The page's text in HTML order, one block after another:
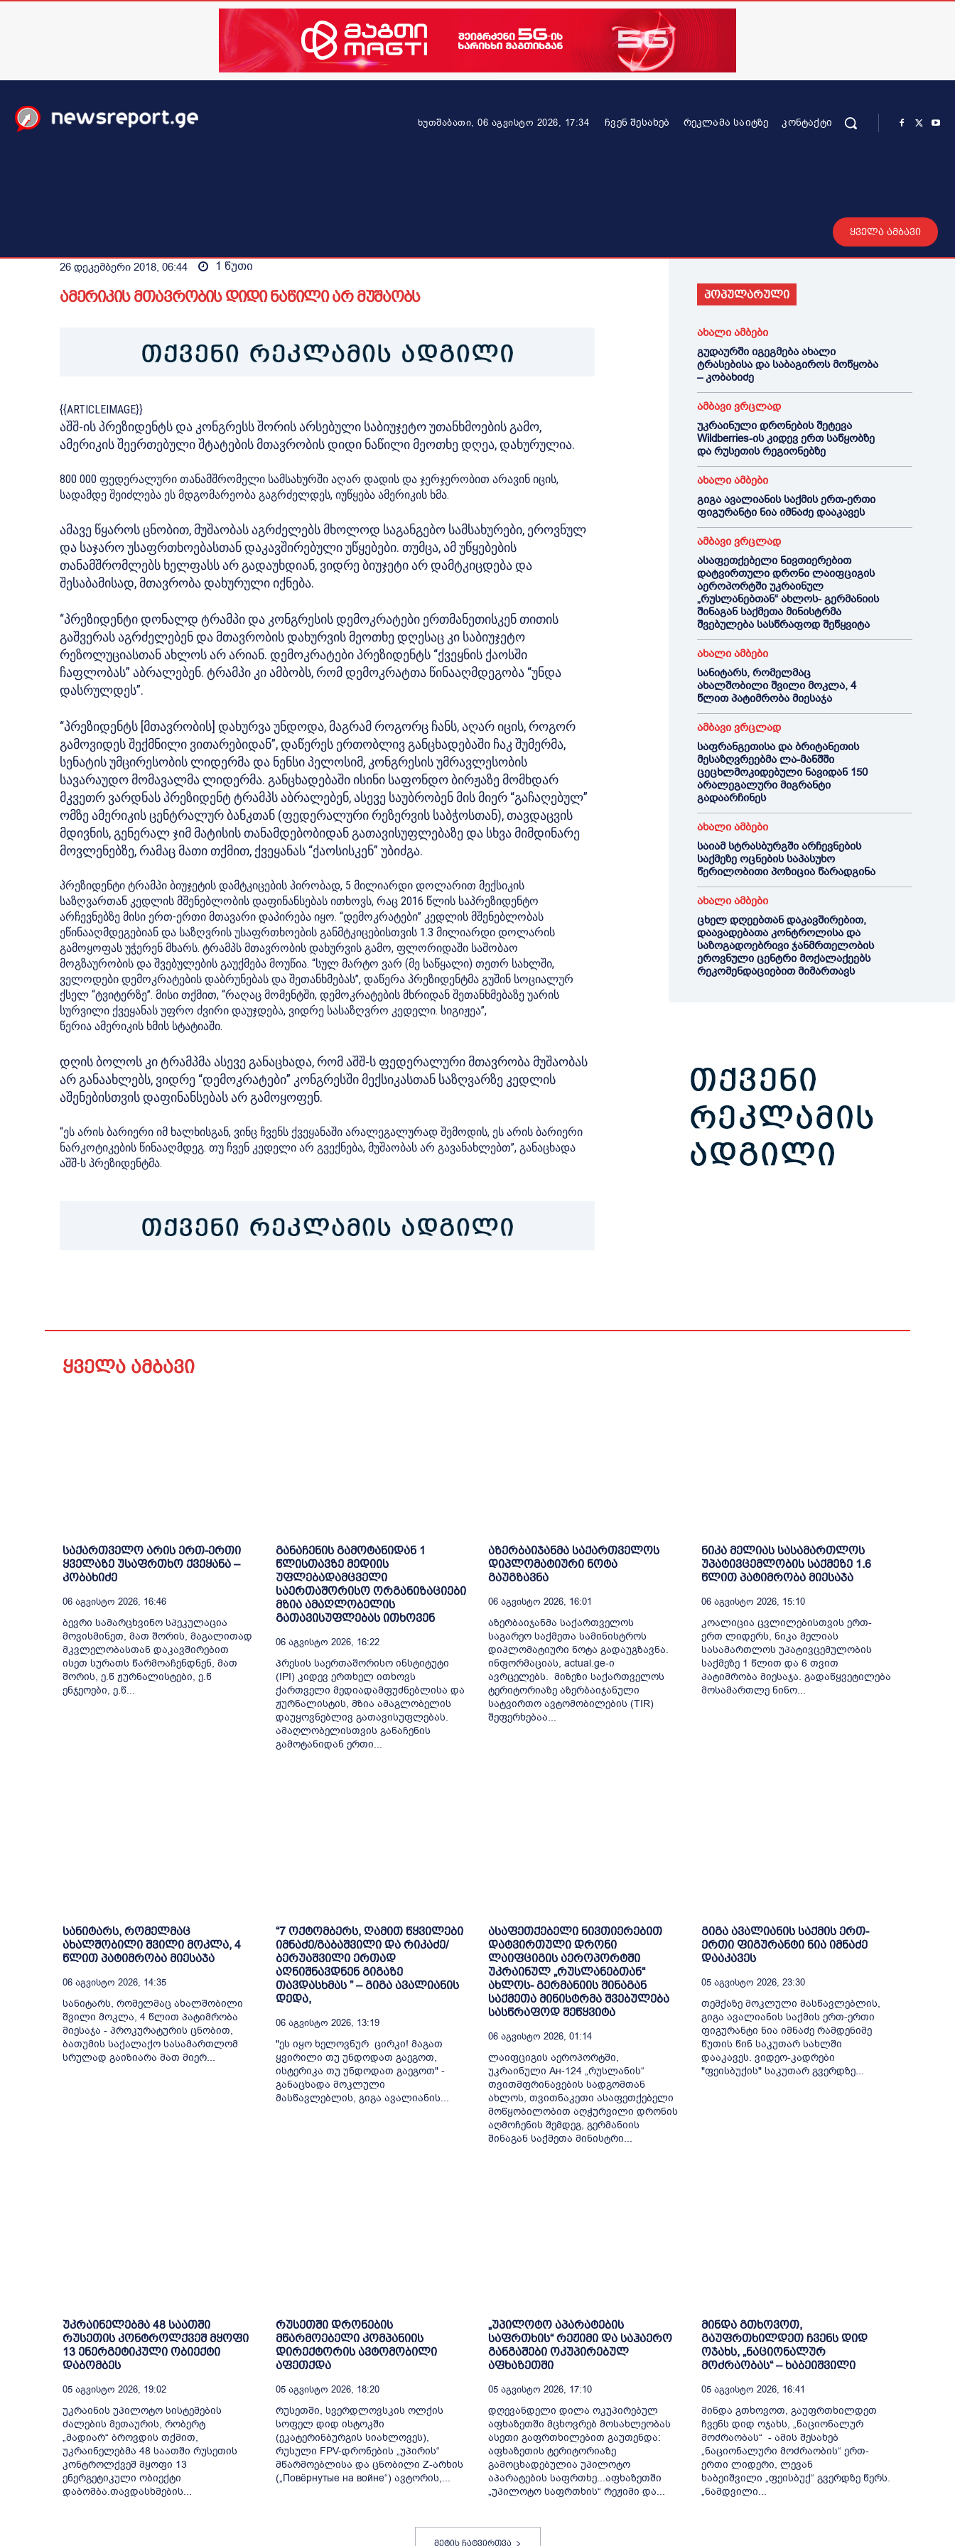
ხუთშაბათი, 06 აგვისტო 2026, 17:34 ᲩᲕᲔᲜ ᲨᲔᲡᲐᲮᲔᲑ ᲠᲔᲙᲚᲐᲛᲐ ᲡᲐᲘᲢᲖᲔ ᲙᲝᲜᲢᲐᲥᲢᲘ
ყველა ამბავი
26 დეკემბერი 2018, 06:44 1 წუთი
ამერიკის მთავრობის დიდი ნაწილი არ მუშაობს
{{ARTICLEIMAGE}}
აშშ-ის პრეზიდენტს და კონგრესს შორის არსებული საბიუჯეტო უთანხმოების გამო,
ამერიკის შეერთებული შტატების მთავრობის დიდი ნაწილი მეოთხე დღეა, დახურულია.
800 000 ფედერალური თანამშრომელი სამსახურში აღარ დადის და ჯერჯერობით არავინ იცის,
სადამდე შეიძლება ეს მდგომარეობა გაგრძელდეს, იუწყება ამერიკის ხმა.
ამავე წყაროს ცნობით, მუშაობას აგრძელებს მხოლოდ საგანგებო სამსახურები, ეროვნულ
და საჯარო უსაფრთხოებასთან დაკავშირებული უწყებები. თუმცა, ამ უწყებების
თანამშრომლებს ხელფასს არ გადაუხდიან, ვიდრე ბიუჯეტი არ დამტკიცდება და
შესაბამისად, მთავრობა დახურული იქნება.
“პრეზიდენტი დონალდ ტრამპი და კონგრესის დემოკრატები ერთმანეთისკენ თითის
გაშვერას აგრძელებენ და მთავრობის დახურვის მეოთხე დღესაც კი საბიუჯეტო
რეზოლუციასთან ახლოს არ არიან. დემოკრატები პრეზიდენტს “ქვეყნის ქაოსში
ჩაფლობას” აბრალებენ. ტრამპი კი ამბობს, რომ დემოკრატთა წინააღმდეგობა “უნდა
დასრულდეს”.
“პრეზიდენტს [მთავრობის] დახურვა უნდოდა, მაგრამ როგორც ჩანს, აღარ იცის, როგორ
გამოვიდეს შექმნილი ვითარებიდან”, დაწერეს ერთობლივ განცხადებაში ჩაკ შუმერმა,
სენატის უმცირესობის ლიდერმა და ნენსი პელოსიმ, კონგრესის უმრავლესობის
სავარაუდო მომავალმა ლიდერმა. განცხადებაში ისინი საფონდო ბირჟაზე მომხდარ
მკვეთრ ვარდნას პრეზიდენტ ტრამპს აბრალებენ, ასევე საუბრობენ მის მიერ “გაჩაღებულ”
ომზე ამერიკის ცენტრალურ ბანკთან (ფედერალური რეზერვის საბჭოსთან), თავდაცვის
მდივნის, გენერალ ჯიმ მატისის თანამდებობიდან გათავისუფლებაზე და სხვა მიმდინარე
მოვლენებზე, რამაც მათი თქმით, ქვეყანას “ქაოსისკენ” უბიძგა.
პრეზიდენტი ტრამპი ბიუჯეტის დამტკიცების პირობად, 5 მილიარდი დოლარით მექსიკის
საზღვართან კედლის მშენებლობის დაფინანსებას ითხოვს, რაც 2016 წლის საპრეზიდენტო
არჩევნებზე მისი ერთ-ერთი მთავარი დაპირება იყო. “დემოკრატები” კედლის მშენებლობას
ეწინააღმდეგებიან და საზღვრის უსაფრთხოების განმტკიცებისთვის 1.3 მილიარდი დოლარის
გამოყოფას უჭერენ მხარს. ტრამპს მთავრობის დახურვის გამო, ფლორიდაში საშობაო
მოგზაურობის და შვებულების გაუქმება მოუწია. “სულ მარტო ვარ (მე საწყალი) თეთრ სახლში,
ველოდები დემოკრატების დაბრუნებას და შეთანხმებას”, დაწერა პრეზიდენტმა გუშინ სოციალურ
ქსელ “ტვიტერზე”. მისი თქმით, “რაღაც მომენტში, დემოკრატების მხრიდან შეთანხმებაზე უარის
სურვილი ქვეყანას უფრო ძვირი დაუჯდება, ვიდრე სასაზღვრო კედელი. სიგიჟეა”,
წერია ამერიკის ხმის სტატიაში.
დღის ბოლოს კი ტრამპმა ასევე განაცხადა, რომ აშშ-ს ფედერალური მთავრობა მუშაობას
არ განაახლებს, ვიდრე “დემოკრატები” კონგრესში მექსიკასთან საზღვარზე კედლის
აშენებისთვის დაფინანსებას არ გამოყოფენ.
“ეს არის ბარიერი იმ ხალხისგან, ვინც ჩვენს ქვეყანაში არალეგალურად შემოდის, ეს არის ბარიერი
ნარკოტიკების წინააღმდეგ. თუ ჩვენ კედელი არ გვექნება, მუშაობას არ გავანახლებთ”, განაცხადა
აშშ-ს პრეზიდენტმა.
პოპულარული
ახალი ამბები
გუდაურში იგეგმება ახალი
ტრასებისა და საბაგიროს მოწყობა
– კობახიძე
ამბავი ვრცლად
უკრაინული დრონების შეტევა
Wildberries-ის კიდევ ერთ საწყობზე
და რუსეთის რეგიონებზე
ახალი ამბები
გიგა ავალიანის საქმის ერთ-ერთი
ფიგურანტი ნია იმნაძე დააკავეს
ამბავი ვრცლად
ასაფეთქებელი ნივთიერებით
დატვირთული დრონი ლაიფციგის
აეროპორტში უკრაინულ
„რუსლანებთან“ ახლოს- გერმანიის
შინაგან საქმეთა მინისტრმა
შვებულება სასწრაფოდ შეწყვიტა
ახალი ამბები
სანიტარს, რომელმაც
ახალშობილი შვილი მოკლა, 4
წლით პატიმრობა მიესაჯა
ამბავი ვრცლად
საფრანგეთისა და ბრიტანეთის
მესაზღვრეებმა ლა-მანშში
ცეცხლმოკიდებული ნავიდან 150
არალეგალური მიგრანტი
გადაარჩინეს
ახალი ამბები
საიამ სტრასბურგში არჩევნების
საქმეზე ოცნების საპასუხო
წერილობითი პოზიცია წარადგინა
ახალი ამბები
ცხელ დღეებთან დაკავშირებით,
დაავადებათა კონტროლისა და
საზოგადოებრივი ჯანმრთელობის
ეროვნული ცენტრი მოქალაქეებს
რეკომენდაციებით მიმართავს
ყველა ამბავი
საქართველო არის ერთ-ერთი
ყველაზე უსაფრთხო ქვეყანა –
კობახიძე
06 Აგვისტო 2026, 16:46
ბევრი სამარცხვინო სპეკულაცია
მოვისმინეთ, მათ შორის, მაგალითად
მკვლელობასთან დაკავშირებით
ისეთ სურათს წარმოაჩენდნენ, მათ
შორის, ე.წ ჟურნალისტები, ე.წ
ენჯეოები, ე.წ...
განაჩენის გამოტანიდან 1
წლისთავზე მედიის
უფლებადამცველი
საერთაშორისო ორგანიზაციები
მზია ამაღლობელის
გათავისუფლებას ითხოვენ
06 Აგვისტო 2026, 16:22
პრესის საერთაშორისო ინსტიტუტი
(IPI) კიდევ ერთხელ ითხოვს
ქართველი მედიადამფუძნებლისა და
ჟურნალისტის, მზია ამაგლობელის
დაუყოვნებლივ გათავისუფლებას.
ამაღლობელისთვის განაჩენის
გამოტანიდან ერთი...
აზერბაიჯანმა საქართველოს
დიპლომატიური ნოტა
გაუგზავნა
06 Აგვისტო 2026, 16:01
აზერბაიჯანმა საქართველოს
საგარეო საქმეთა სამინისტროს
დიპლომატიური ნოტა გადაუგზავნა.
ინფორმაციას, actual.ge-ი
ავრცელებს. მიზეზი საქართველოს
ტერიტორიაზე აზერბაიჯანული
სატვირთო ავტომობილების (TIR)
შეფერხებაა...
ნიკა მელიას სასამართლოს
უპატივცემლობის საქმეზე 1.6
წლით პატიმრობა მიესაჯა
06 Აგვისტო 2026, 15:10
კოალიცია ცვლილებისთვის ერთ-
ერთ ლიდერს, ნიკა მელიას
სასამართლოს უპატივცემულობის
საქმეზე 1 წლით და 6 თვით
პატიმრობა მიესაჯა. გადაწყვეტილება
მოსამართლე ნინო...
სანიტარს, რომელმაც
ახალშობილი შვილი მოკლა, 4
წლით პატიმრობა მიესაჯა
06 Აგვისტო 2026, 14:35
სანიტარს, რომელმაც ახალშობილი
შვილი მოკლა, 4 წლით პატიმრობა
მიესაჯა - პროკურატურის ცნობით,
ბათუმის საქალაქო სასამართლომ
სრულად გაიზიარა მათ მიერ...
“7 ოქტომბერს, ღამით წყვილები
იმნაძე/გაბაშვილი და რიკაძე/
ბერუაშვილი ერთად
აღნიშნავდნენ გიგაზე
თავდასხმას ” – გიგა ავალიანის
დედა,
06 Აგვისტო 2026, 13:19
"ეს იყო ხელოვნურ ცირკი! მაგათ
ყვირილი თუ უნდოდათ გაეგოთ,
ისტერიკა თუ უნდოდათ გაეგოთ" -
განაცხადა მოკლული
მასწავლებლის, გიგა ავალიანის...
ასაფეთქებელი ნივთიერებით
დატვირთული დრონი
ლაიფციგის აეროპორტში
უკრაინულ „რუსლანებთან“
ახლოს- გერმანიის შინაგან
საქმეთა მინისტრმა შვებულება
სასწრაფოდ შეწყვიტა
06 Აგვისტო 2026, 01:14
ლაიფციგის აეროპორტში,
უკრაინული Ан-124 „რუსლანის“
თვითმფრინავების სადგომთან
ახლოს, თვითნაკეთი ასაფეთქებელი
მოწყობილობით აღჭურვილი დრონის
აღმოჩენის შემდეგ, გერმანიის
შინაგან საქმეთა მინისტრი...
გიგა ავალიანის საქმის ერთ-
ერთი ფიგურანტი ნია იმნაძე
დააკავეს
05 Აგვისტო 2026, 23:30
თემქაზე მოკლული მასწავლებლის,
გიგა ავალიანის საქმის ერთ-ერთი
ფიგურანტი ნია იმნაძე რამდენიმე
წუთის წინ საკუთარ სახლში
დააკავეს. ვიდეო-კადრები
"ფეისბუქის" საკუთარ გვერდზე...
უკრაინელებმა 48 საათში
რუსეთის კონტროლქვეშ მყოფი
13 ენერგეტიკული ობიექტი
დაბომბეს
05 Აგვისტო 2026, 19:02
უკრაინის უპილოტო სისტემების
ძალების მეთაურის, რობერტ
„მადიარ“ ბროვდის თქმით,
უკრაინელებმა 48 საათში რუსეთის
კონტროლქვეშ მყოფი 13
ენერგეტიკული ობიექტი
დაბომბა.თავდასხმების...
რუსეთში დრონების
მწარმოებელი კომპანიის
დირექტორის ავტომობილი
აფეთქდა
05 Აგვისტო 2026, 18:20
რუსეთში, სვერდლოვსკის ოლქის
სოფელ დიდ ისტოკში
(ეკატერინბურგის სიახლოვეს),
რუსული FPV-დრონების „უპირის“
მწარმოებლისა და ცნობილი Z-არხის
(„Повёрнутые на войне“) ავტორის,...
„უპილოტო აპარატების
საფრთხის“ რეჟიმი და საჰაერო
განგაშები ოკუპირებულ
აფხაზეთში
05 Აგვისტო 2026, 17:10
დღევანდელი დილა ოკუპირებულ
აფხაზეთში მცხოვრებ მოსახლეობას
ასეთი გაფრთხილებით გაუთენდა:
აფხაზეთის ტერიტორიაზე
გამოცხადებულია უპილოტო
აპარატების საფრთხე...აფხაზეთში
„უპილოტო საფრთხის“ რეჟიმი და...
მინდა გთხოვოთ,
გაუფრთხილდეთ ჩვენს დიდ
ოჯახს, „ნაციონალურ
მოძრაობას“ – ხაბეიშვილი
05 Აგვისტო 2026, 16:41
მინდა გთხოვოთ, გაუფრთხილდეთ
ჩვენს დიდ ოჯახს, „ნაციონალურ
მოძრაობას“ - ამის შესახებ
„ნაციონალური მოძრაობის“ ერთ-
ერთი ლიდერი, ლევან
ხაბეიშვილი „ფეისბუქ“ გვერდზე წერს.
„ნამდვილი...
მეტის ჩატვირთვა